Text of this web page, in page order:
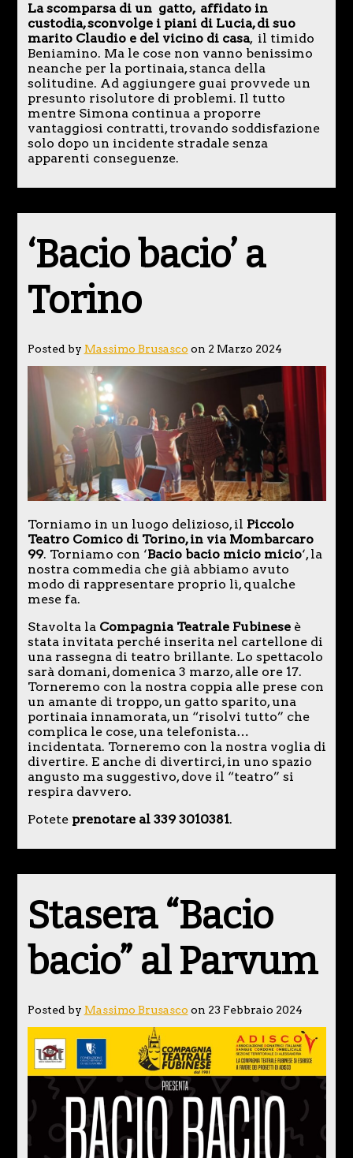
La scomparsa di un gatto, affidato in
custodia, sconvolge i piani di Lucia, di suo
marito Claudio e del vicino di casa, il timido
Beniamino. Ma le cose non vanno benissimo
neanche per la portinaia, stanca della
solitudine. Ad aggiungere guai provvede un
presunto risolutore di problemi. Il tutto
mentre Simona continua a proporre
vantaggiosi contratti, trovando soddisfazione
solo dopo un incidente stradale senza
apparenti conseguenze.
‘Bacio bacio’ a
Torino
Posted by Massimo Brusasco on 2 Marzo 2024
Torniamo in un luogo delizioso, il Piccolo
Teatro Comico di Torino, in via Mombarcaro
99. Torniamo con ‘Bacio bacio micio micio‘, la
nostra commedia che già abbiamo avuto
modo di rappresentare proprio lì, qualche
mese fa.
Stavolta la Compagnia Teatrale Fubineseè
stata invitata perché inserita nel cartellone di
una rassegna di teatro brillante. Lo spettacolo
sarà domani, domenica 3 marzo, alle ore 17.
Torneremo con la nostra coppia alle prese con
un amante di troppo, un gatto sparito, una
portinaia innamorata, un “risolvi tutto” che
complica le cose, una telefonista…
incidentata. Torneremo con la nostra voglia di
divertire. E anche di divertirci, in uno spazio
angusto ma suggestivo, dove il “teatro” si
respira davvero.
Potete prenotare al 339 3010381.
Stasera “Bacio
bacio” al Parvum
Posted by Massimo Brusasco on 23 Febbraio 2024